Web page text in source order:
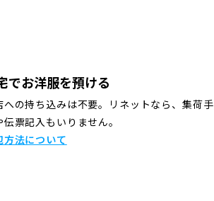
でお洋服を預ける
への持ち込みは不要。リネットなら、集荷手
伝票記入もいりません。
方法について